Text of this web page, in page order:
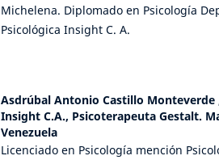
Michelena. Diplomado en Psicología
Psicológica Insight C. A.
Asdrúbal Antonio Castillo Monteverde
Insight C.A., Psicoterapeuta Gestalt.
Venezuela
Licenciado en Psicología mención